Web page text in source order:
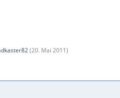
(20. Mai 2011)